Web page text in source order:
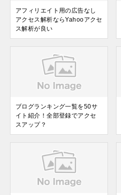
アフィリエイト用の広告なし
アクセス解析ならYahooアクセ
ス解析が良い
ブログランキング一覧を50サ
イト紹介！全部登録でアクセ
スアップ？